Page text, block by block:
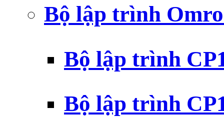
Bộ lập trình
Bộ lập trình
Bộ lập trình